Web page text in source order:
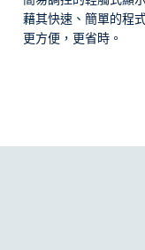
藉其快速、簡單的程
更方便，更省時。